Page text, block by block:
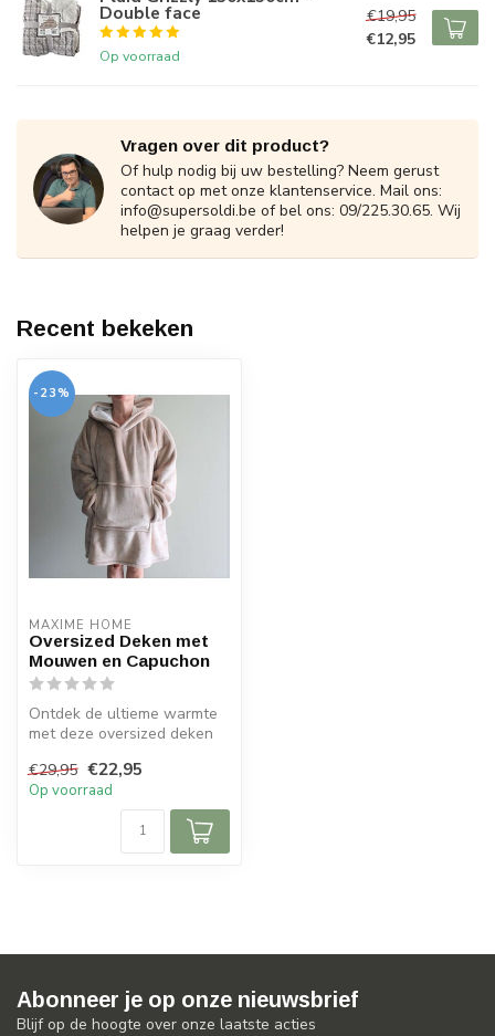
Double face
Op voorraad
€19,95
€12,95
Vragen over dit product?
Of hulp nodig bij uw bestelling? Neem gerust
contact op met onze klantenservice. Mail ons:
info@supersoldi.be of bel ons: 09/225.30.65. Wij
helpen je graag verder!
Recent bekeken
-23%
MAXIME HOME
Oversized Deken met
Mouwen en Capuchon
Ontdek de ultieme warmte
met deze oversized deken
Gemaak...
€29,95 €22,95
Op voorraad
Abonneer je op onze nieuwsbrief
Blijf op de hoogte over onze laatste acties